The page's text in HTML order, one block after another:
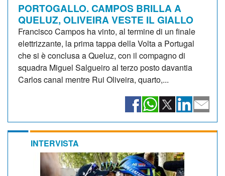
PORTOGALLO. CAMPOS BRILLA A
QUELUZ, OLIVEIRA VESTE IL GIALLO
Francisco Campos ha vinto, al termine di un finale
elettrizzante, la prima tappa della Volta a Portugal
che si è conclusa a Queluz, con il compagno di
squadra Miguel Salgueiro al terzo posto davantia
Carlos canal mentre Rui Oliveira, quarto,...
INTERVISTA